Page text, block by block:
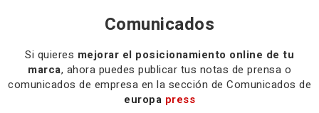
Comunicados
Si quieres mejorar el posicionamiento online de tu
marca, ahora puedes publicar tus notas de prensa o
comunicados de empresa en la sección de Comunicados de
europa press